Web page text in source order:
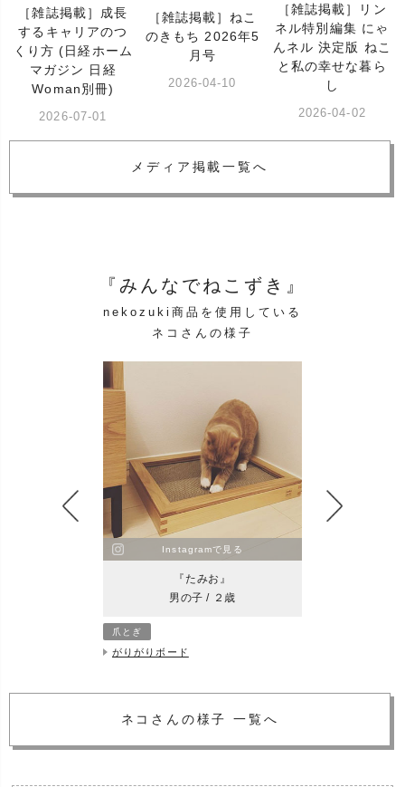
［雑誌掲載］成長
するキャリアのつ
くり方 (日経ホーム
マガジン 日経
Woman別冊)
2026-07-01
［雑誌掲載］ねこ
のきもち 2026年5
月号
2026-04-10
［雑誌掲載］リン
ネル特別編集 にゃ
んネル 決定版 ねこ
と私の幸せな暮ら
し
2026-04-02
メディア掲載一覧へ
『みんなでねこずき』
nekozuki商品を使用している
ネコさんの様子
Instagramで見る
『たみお』
男の子 / ２歳
爪とぎ
がりがりボード
ネコさんの様子 一覧へ